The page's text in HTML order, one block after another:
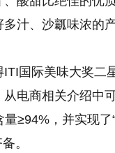
汁、沙瓤味浓的产
国际美味大奖
电商相关介绍
≥94%，并实现
。